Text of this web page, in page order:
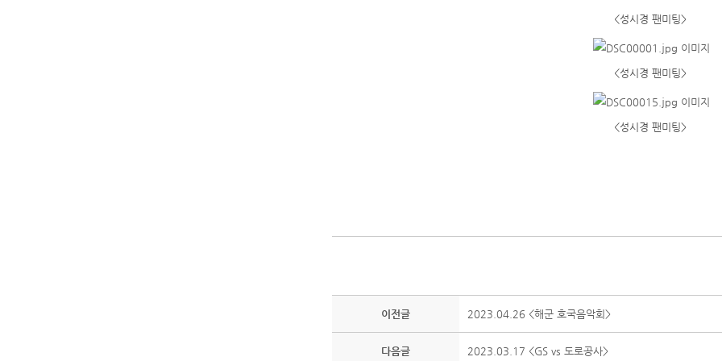
<성시경 팬미팅>
<성시경 팬미팅>
<성시경 팬미팅>
이전글 2023.04.26 <해군 호국음악회>
다음글 2023.03.17 <GS vs 도로공사>